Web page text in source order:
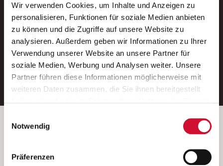
Wir verwenden Cookies, um Inhalte und Anzeigen zu
personalisieren, Funktionen für soziale Medien anbieten
zu können und die Zugriffe auf unsere Website zu
analysieren. Außerdem geben wir Informationen zu Ihrer
Verwendung unserer Website an unsere Partner für
soziale Medien, Werbung und Analysen weiter. Unsere
Partner führen diese Informationen möglicherweise mit
weiteren Daten zusammen, die Sie ihnen bereitgestellt
Wenn Sie auf „Cookies zulassen“ klicken, so stimmen
Sie der Speicherung sämtlicher Cookies zu. Sie können
Ihre Einwilligung selbstverständlich jederzeit widerrufen,
indem Sie die Cookie-Einstellungen aufrufen und diese
Notwendig
Präferenzen
Neue Stellen per E-Mail.
Ein kostenloser Service von AWO
Jobs.
E-Mail-Adresse eintragen
Betreiber der Webseite
Kantstraße 45a